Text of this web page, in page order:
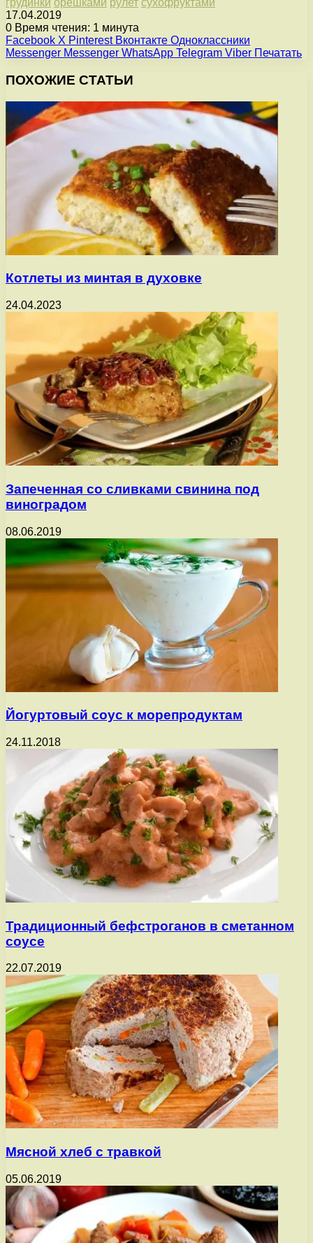
грудинки орешками рулет сухофруктами
17.04.2019
0 Время чтения: 1 минута
Facebook X Pinterest Вконтакте Одноклассники
Messenger Messenger WhatsApp Telegram Viber Печатать
ПОХОЖИЕ СТАТЬИ
Котлеты из минтая в духовке
24.04.2023
Запеченная со сливками свинина под
виноградом
08.06.2019
Йогуртовый соус к морепродуктам
24.11.2018
Традиционный бефстроганов в сметанном
соусе
22.07.2019
Мясной хлеб с травкой
05.06.2019